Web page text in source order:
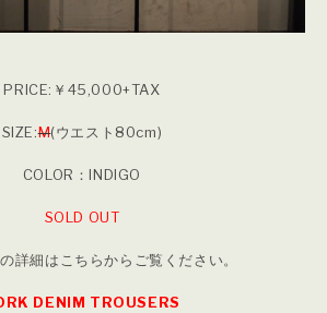
PRICE:￥45,000+TAX
SIZE:M(ウエスト80cm)
COLOR：INDIGO
SOLD OUT
詳細はこちらからご覧ください。
DENIM TROUSERS